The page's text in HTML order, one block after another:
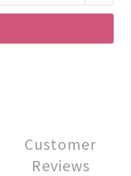
Customer
Reviews